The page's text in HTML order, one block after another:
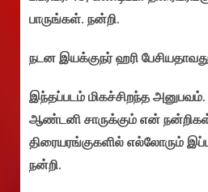
பாருங்கள். நன்றி.
நடன இயக்குநர் ஹரி
இந்தப்படம் மிகச்சிறந்த
ஆண்டனி சாருக்கும் என் நன்றிகள்.
திரையரங்குகளில் எல்லோரும்
நன்றி.